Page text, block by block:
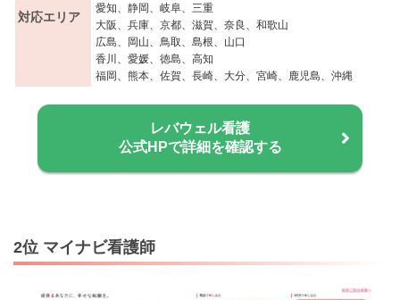
対応エリア
愛知、静岡、岐阜、三重
大阪、兵庫、京都、滋賀、奈良、和歌山
広島、岡山、鳥取、島根、山口
香川、愛媛、徳島、高知
福岡、熊本、佐賀、長崎、大分、宮崎、鹿児島、沖縄
レバウェル看護
公式HPで詳細を確認する
2位 マイナビ看護師